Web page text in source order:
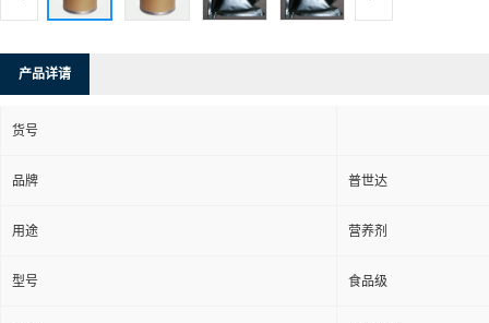
产品详请
货号
品牌 普世达
用途 营养剂
型号 食品级